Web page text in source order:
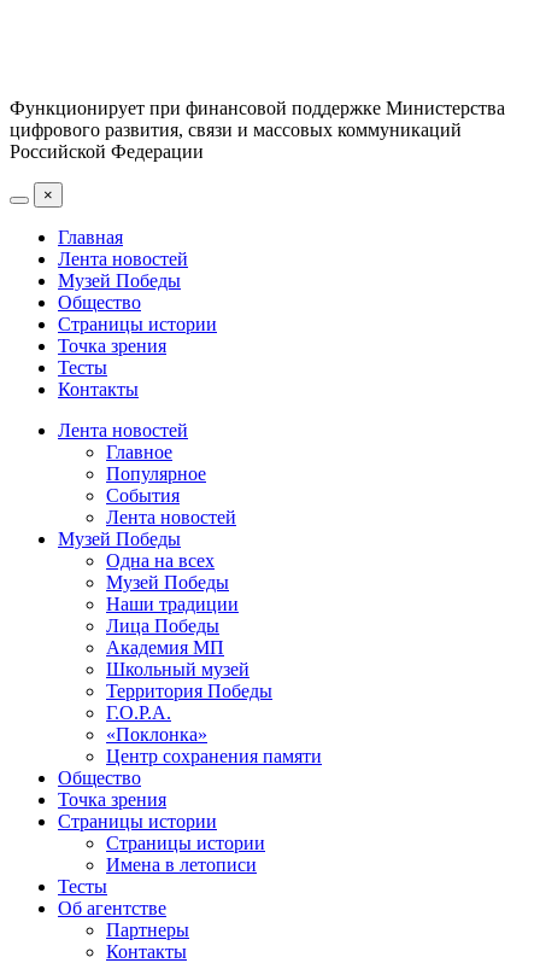
Функционирует при финансовой поддержке Министерства
цифрового развития, связи и массовых коммуникаций
Российской Федерации
×
Главная
Лента новостей
Музей Победы
Общество
Страницы истории
Точка зрения
Тесты
Контакты
Лента новостей
Главное
Популярное
События
Лента новостей
Музей Победы
Одна на всех
Музей Победы
Наши традиции
Лица Победы
Академия МП
Школьный музей
Территория Победы
Г.О.Р.А.
«Поклонка»
Центр сохранения памяти
Общество
Точка зрения
Страницы истории
Страницы истории
Имена в летописи
Тесты
Об агентстве
Партнеры
Контакты